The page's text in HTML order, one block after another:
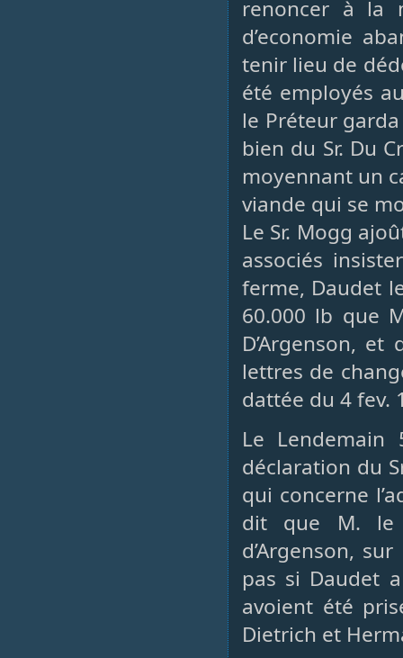
renoncer à la
d’economie
tenir lieu de
été employés
le Préteur
bien du Sr. Du
moyennant un
viande qui se
Le Sr. Mogg
associés
ferme, Daudet
60.000 lb que
D’Argenson,
lettres de
dattée du 4 fev.
Le
déclaration du
qui concerne
dit que M. le
d’Argenson,
pas si Daudet
avoient été
Dietrich et